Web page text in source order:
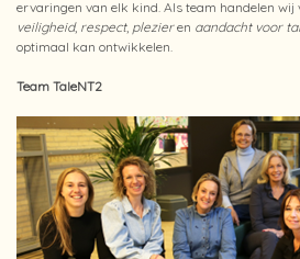
ervaringen van elk kind. Als team handelen
veiligheid, respect, plezieren aandacht voor
optimaal kan ontwikkelen.
Team TaleNT2